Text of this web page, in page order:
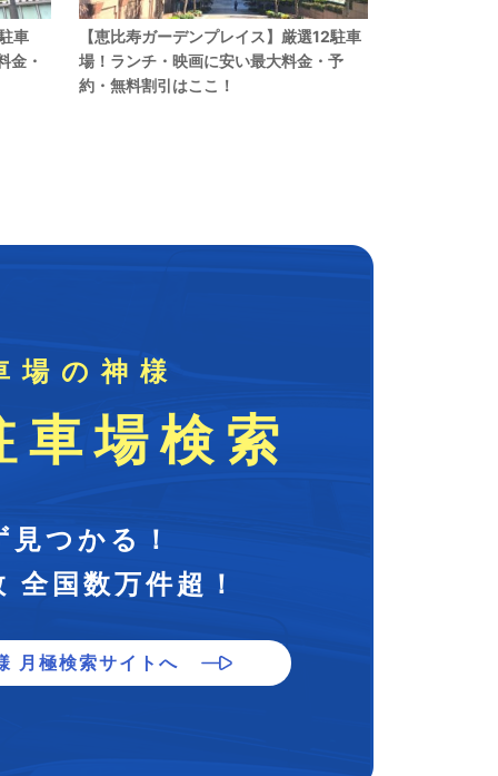
車
金・
【恵比寿ガーデンプレイス】厳選12駐車
場！ランチ・映画に安い最大料金・予
約・無料割引はここ！
場の神様
車場検索
見つかる！
全国数万件超！
月極検索サイトへ